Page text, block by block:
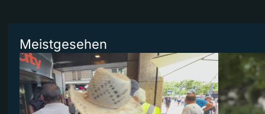
Meistgesehen